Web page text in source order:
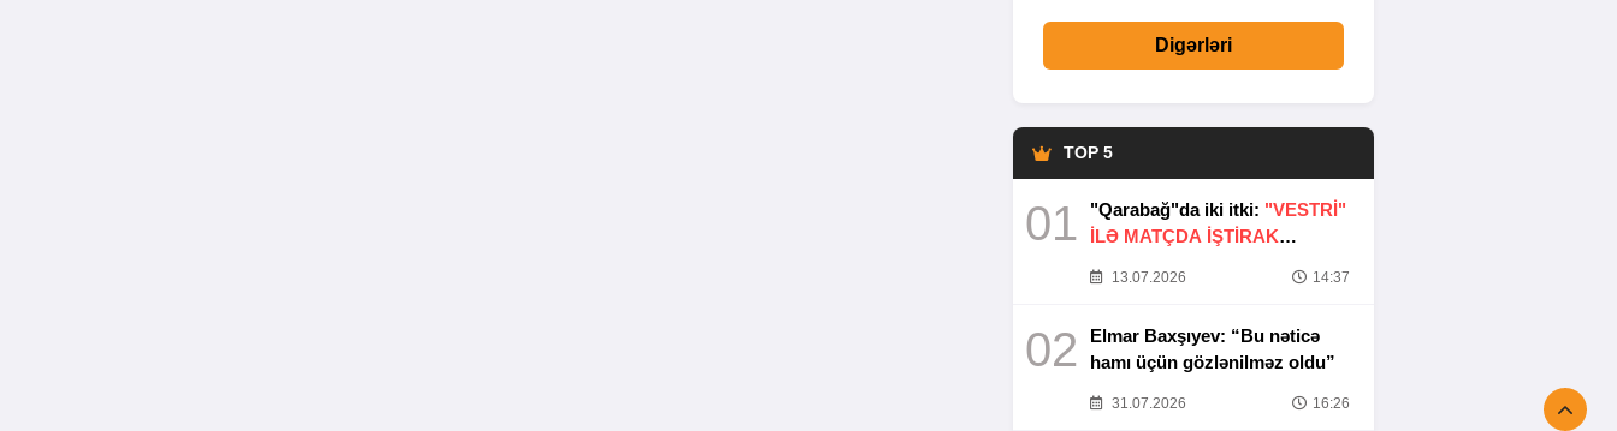
Digərləri
TOP 5
01 "Qarabağ"da iki itki: "VESTRİ"
İLƏ MATÇDA İŞTİRAK
13.07.2026 14:37
02
Elmar Baxşıyev: “Bu nəticə
hamı üçün gözlənilməz oldu”
31.07.2026 16:26